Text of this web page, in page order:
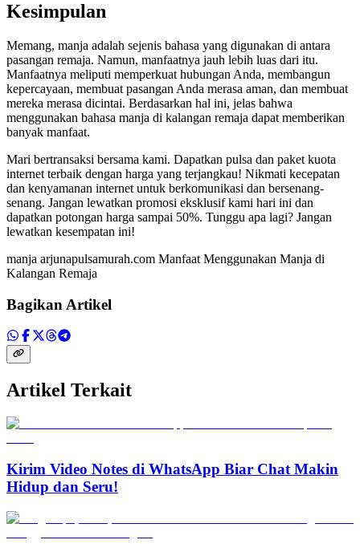
Kesimpulan
Memang, manja adalah sejenis bahasa yang digunakan di antara
pasangan remaja. Namun, manfaatnya jauh lebih luas dari itu.
Manfaatnya meliputi memperkuat hubungan Anda, membangun
kepercayaan, membuat pasangan Anda merasa aman, dan membuat
mereka merasa dicintai. Berdasarkan hal ini, jelas bahwa
menggunakan bahasa manja di kalangan remaja dapat memberikan
banyak manfaat.
Mari bertransaksi bersama kami. Dapatkan pulsa dan paket kuota
internet terbaik dengan harga yang terjangkau! Nikmati kecepatan
dan kenyamanan internet untuk berkomunikasi dan bersenang-
senang. Jangan lewatkan promosi eksklusif kami hari ini dan
dapatkan potongan harga sampai 50%. Tunggu apa lagi? Jangan
lewatkan kesempatan ini!
manja arjunapulsamurah.com Manfaat Menggunakan Manja di
Kalangan Remaja
Bagikan Artikel
Artikel Terkait
Kirim Video Notes di WhatsApp Biar Chat Makin
Hidup dan Seru!